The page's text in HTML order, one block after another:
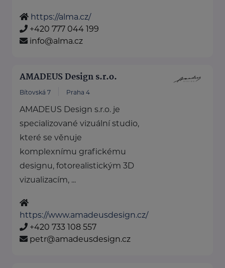
https://alma.cz/
+420 777 044 199
info@alma.cz
AMADEUS Design s.r.o.
Bítovská 7 Praha 4
AMADEUS Design s.r.o. je
specializované vizuální studio,
které se věnuje
komplexnímu grafickému
designu, fotorealistickým 3D
vizualizacím, ...
https://www.amadeusdesign.cz/
+420 733 108 557
petr@amadeusdesign.cz